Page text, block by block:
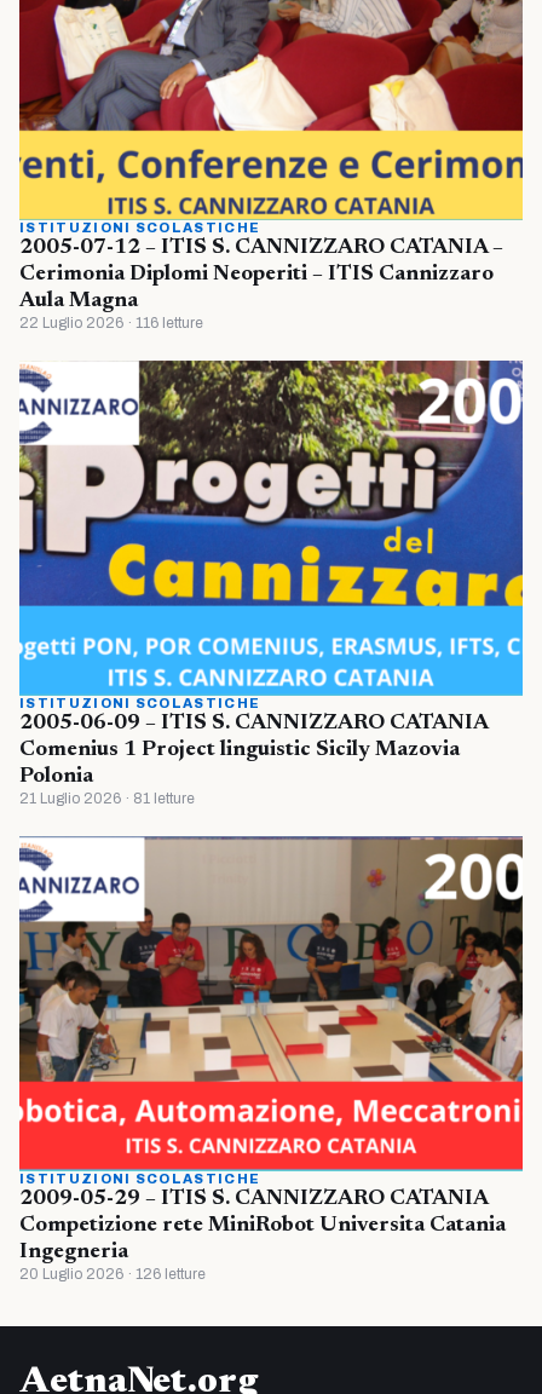
ISTITUZIONI SCOLASTICHE
2005-07-12 – ITIS S. CANNIZZARO CATANIA –
Cerimonia Diplomi Neoperiti – ITIS Cannizzaro
Aula Magna
22 Luglio 2026 · 116 letture
ISTITUZIONI SCOLASTICHE
2005-06-09 – ITIS S. CANNIZZARO CATANIA
Comenius 1 Project linguistic Sicily Mazovia
Polonia
21 Luglio 2026 · 81 letture
ISTITUZIONI SCOLASTICHE
2009-05-29 – ITIS S. CANNIZZARO CATANIA
Competizione rete MiniRobot Universita Catania
Ingegneria
20 Luglio 2026 · 126 letture
AetnaNet.org